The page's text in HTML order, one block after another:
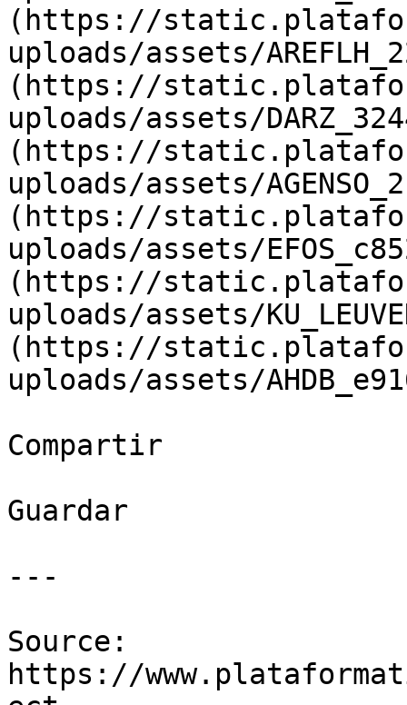
(https://
uploads/assets/
(https://
uploads/assets/
(https://
uploads/assets/
(https://
uploads/assets/
(https://
uploads/assets/
(https://
uploads/assets/
Compartir
Guardar
---
Source:
https://